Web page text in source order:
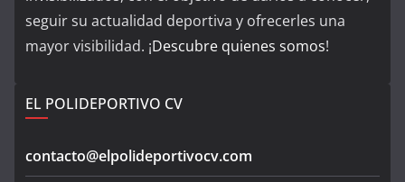
seguir su actualidad deportiva y ofrecerles una
mayor visibilidad. ¡Descubre quienes somos!
EL POLIDEPORTIVO CV
contacto@elpolideportivocv.com